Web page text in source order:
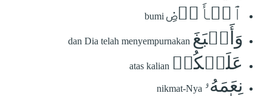
ٱلۡأَرۡضِ bumi
وَأَسۡبَغَ dan Dia telah menyempurnakan
عَلَيۡكُمۡ atas kalian
نِعَمَهُۥ nikmat-Nya